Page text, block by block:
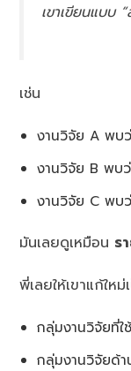
เขาเขียนแบบ
เช่น
งานวิจัย A พบ
งานวิจัย B พบ
งานวิจัย C พบ
มันเลยดูเหมือน ร
พี่เลยให้เขาแก้ให
กลุ่มงานวิจัยที่ใ
กลุ่มงานวิจัยด้